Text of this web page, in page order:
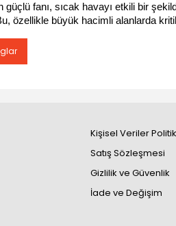
güçlü fanı, sıcak havayı etkili bir
özellikle büyük hacimli alanlarda
Kişisel Veriler
Satış Sözleşmesi
Gizlilik ve Güvenlik
İade ve Değişim